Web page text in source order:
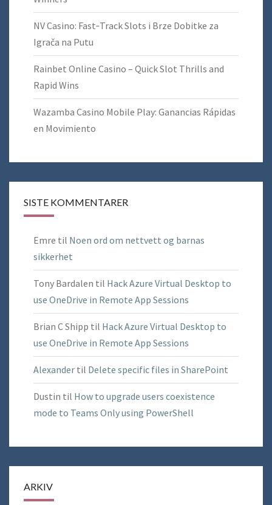
NV Casino: Fast‑Track Slots i Brze Dobitke za
Igrača na Putu
Rainbet Online Casino – Quick Slot Thrills and
Rapid Wins
Wazamba Casino Mobile Play: Ganancias Rápidas
en Movimiento
SISTE KOMMENTARER
Emre til Noen ord om nettvett og barnas
sikkerhet
Tony Bardalen til Hack Azure Virtual Desktop to
use OneDrive in Remote App Sessions
Brian C Shipp til Hack Azure Virtual Desktop to
use OneDrive in Remote App Sessions
Alexander til Delete specific files in SharePoint
Dustin til How to upgrade users coexistence
mode to Teams Only using PowerShell
ARKIV